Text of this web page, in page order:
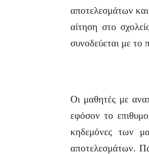
αποτελεσμάτων
αίτηση στο
συνοδεύεται με το
Οι μαθητές με
εφόσον το
κηδεμόνες των
αποτελεσμάτων.